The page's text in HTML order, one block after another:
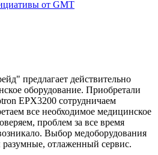
предлагает действительно
оборудование. Приобретали
EPX3200 сотрудничаем
все необходимое медицинское
проблем за все время
Выбор медоборудования
отлаженный сервис.